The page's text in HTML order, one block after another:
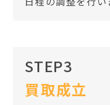
STEP3
買取成立